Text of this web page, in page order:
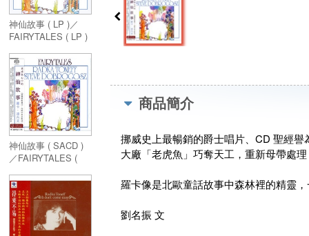
神仙故事 ( LP )／
FAIRYTALES ( LP )
神仙故事 ( SACD )
／FAIRYTALES (
商品簡介
挪威史上最暢銷的爵士唱片、CD 聖經
大廠「老虎魚」巧奪天工，重新母帶處
羅卡像是北歐童話故事中森林裡的精靈
劉名振 文